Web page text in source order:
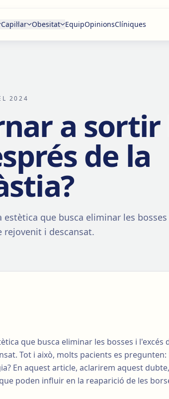
Capil·lar Obesitat EquipOpinionsClíniques
2024
a sortir
de la
que busca eliminar les
rejovenit i descansat.
que busca eliminar les bosses i l'excés
Tot i això, molts pacients es
En aquest article, aclarirem aquest
poden influir en la reaparició de les